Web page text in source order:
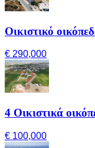
Οικιστικό
€ 290,000
4 Οικιστικά
€ 100,000